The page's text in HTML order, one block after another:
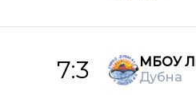
7:3
МБОУ
Дубна